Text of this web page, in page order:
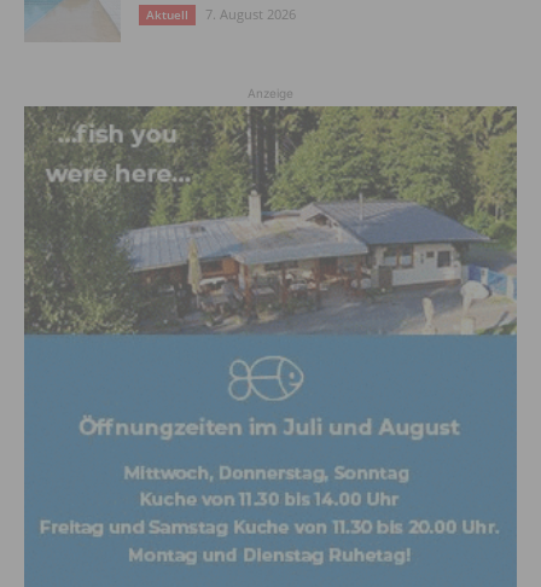
Aktuell 7. August 2026
Anzeige